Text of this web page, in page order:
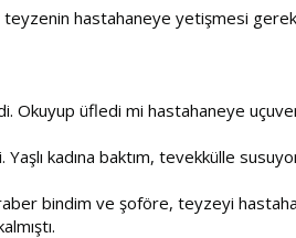
hastahaneye yetişmesi
Okuyup üfledi mi hastahaneye
kadına baktım, tevekkülle
bindim ve şoföre, teyzeyi